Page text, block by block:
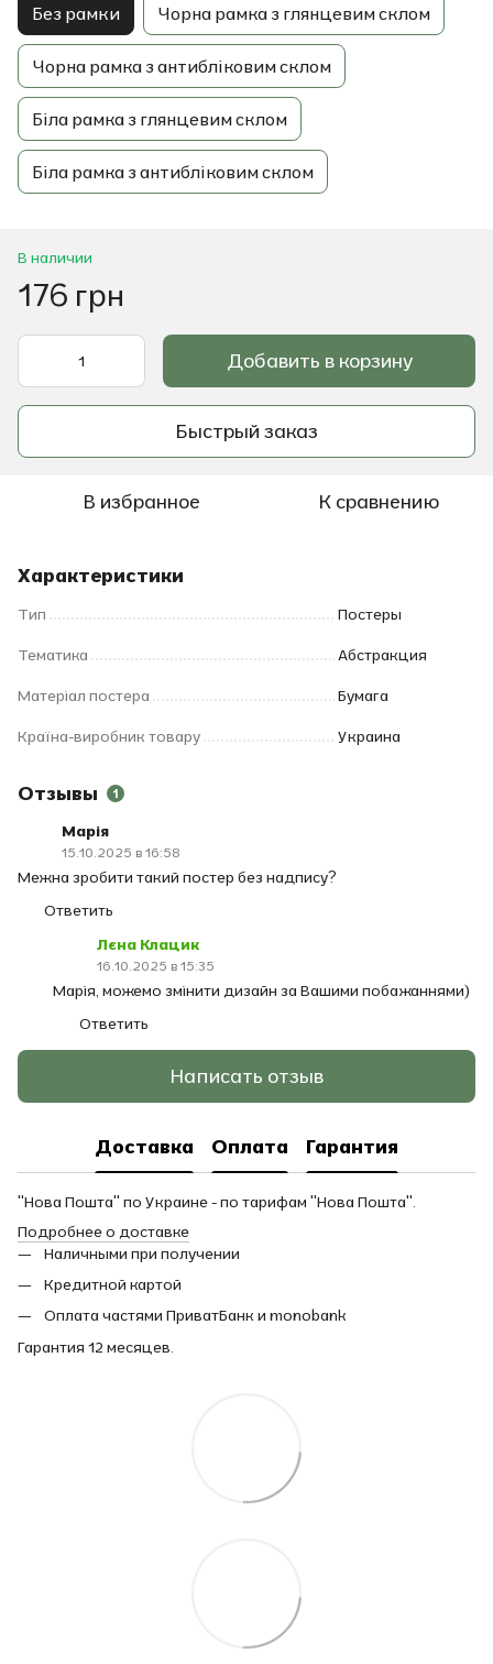
Без рамки Чорна рамка з глянцевим склом
Чорна рамка з антибліковим склом
Біла рамка з глянцевим склом
Біла рамка з антибліковим склом
В наличии
176 грн
Добавить в корзину
Быстрый заказ
В избранное К сравнению
Характеристики
Тип Постеры
Тематика Абстракция
Матеріал постера Бумага
Країна-виробник товару Украина
Отзывы 1
Марія
15.10.2025 в 16:58
Межна зробити такий постер без надпису?
Ответить
Лєна Клацик
16.10.2025 в 15:35
Марія, можемо змінити дизайн за Вашими побажаннями)
Ответить
Написать отзыв
Доставка Оплата Гарантия
"Нова Пошта" по Украине - по тарифам "Нова Пошта".
Подробнее о доставке
Наличными при получении
Кредитной картой
Оплата частями ПриватБанк и monobank
Гарантия 12 месяцев.